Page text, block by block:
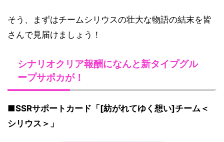
そう、まずはチームシリウスの壮大な物語の結末を皆
さんで見届けましょう！
シナリオクリア報酬になんと新タイプグル
ープサポカが！
■SSRサポートカード「[紡がれてゆく想い]チーム＜
シリウス＞」